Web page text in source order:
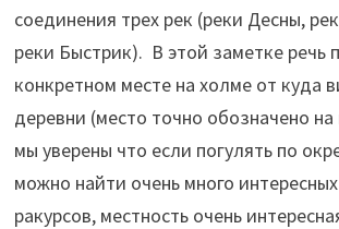
соединения трех рек (реки Десны,
реки Быстрик). В этой заметке речь
конкретном месте на холме от куда
деревни (место точно обозначено
мы уверены что если погулять по
можно найти очень много
ракурсов, местность очень